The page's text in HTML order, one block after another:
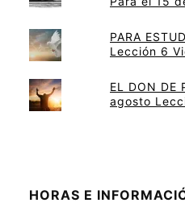
PARA
Lección 6
EL DON DE
agosto
HORAS E